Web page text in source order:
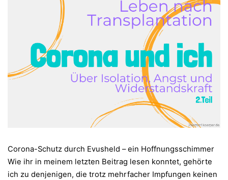
Corona-Schutz durch Evusheld – ein Hoffnungsschimmer
Wie ihr in meinem letzten Beitrag lesen konntet, gehörte
ich zu denjenigen, die trotz mehrfacher Impfungen keinen